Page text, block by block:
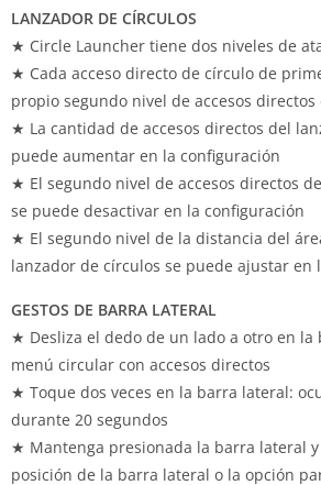
LANZADOR DE CÍRCULOS
★ Circle Launcher tiene dos niveles de
★ Cada acceso directo de círculo de
propio segundo nivel de accesos
★ La cantidad de accesos directos del
puede aumentar en la configuración
★ El segundo nivel de accesos directos
se puede desactivar en la configuración
★ El segundo nivel de la distancia del
lanzador de círculos se puede ajustar en
GESTOS DE BARRA LATERAL
★ Desliza el dedo de un lado a otro en la
menú circular con accesos directos
★ Toque dos veces en la barra lateral:
durante 20 segundos
★ Mantenga presionada la barra lateral
posición de la barra lateral o la opción